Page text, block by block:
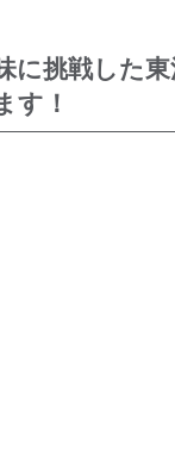
に挑戦した
す！